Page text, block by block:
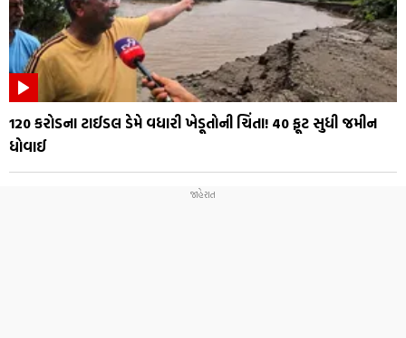
₹120 કરોડના ટાઈડલ ડેમે વધારી ખેડૂતોની ચિંતા! 40 ફૂટ સુધી જમીન
ધોવાઈ